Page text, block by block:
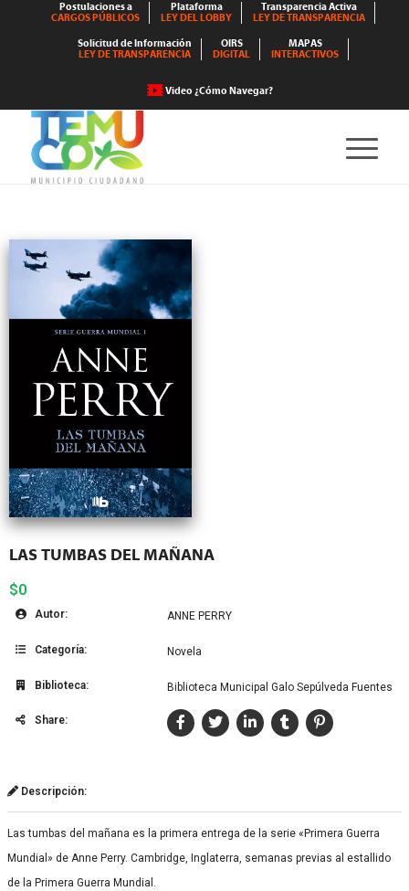
Postulaciones a
CARGOS PÚBLICOS
Plataforma
LEY DEL LOBBY
Transparencia Activa
LEY DE TRANSPARENCIA
Solicitud de Información
LEY DE TRANSPARENCIA
OIRS
DIGITAL
MAPAS
INTERACTIVOS
Video ¿Cómo Navegar?
LAS TUMBAS DEL MAÑANA
$0
Autor: ANNE PERRY
Categoría: Novela
Biblioteca: Biblioteca Municipal Galo Sepúlveda Fuentes
Share:
Descripción:
Las tumbas del mañana es la primera entrega de la serie «Primera Guerra
Mundial» de Anne Perry. Cambridge, Inglaterra, semanas previas al estallido
de la Primera Guerra Mundial.